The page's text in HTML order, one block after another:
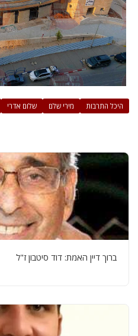
היכל התרבות מירי שלם שלום אדרי
ברוך דיין האמת: דוד סיטבון ז"ל